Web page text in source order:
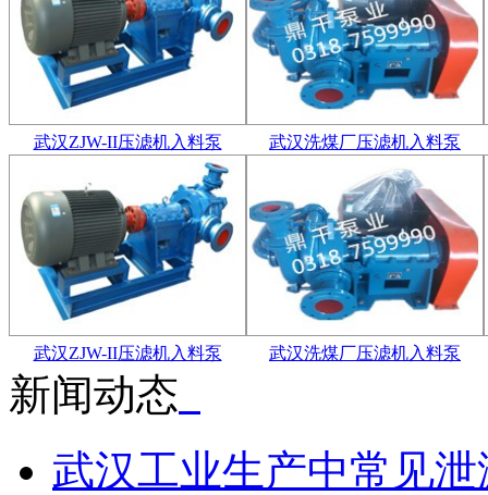
武汉ZJW-II压滤机入料泵 武汉洗煤厂压滤机入料泵
武汉ZJW-II压滤机入料泵 武汉洗煤厂压滤机入料泵
新闻动态
武汉工业生产中常见泄